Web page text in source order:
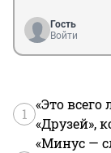
Гость
Войти
1
«Это
«Друзей»,
«Минус —